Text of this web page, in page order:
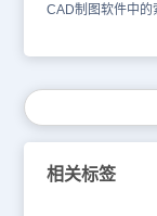
CAD制图软件中的
改变剖切长度的功
打开浩辰给排水
引符号]单击菜单
注】命令类似， 区
类，标注时按要求
及其形式后，按命
相关标签